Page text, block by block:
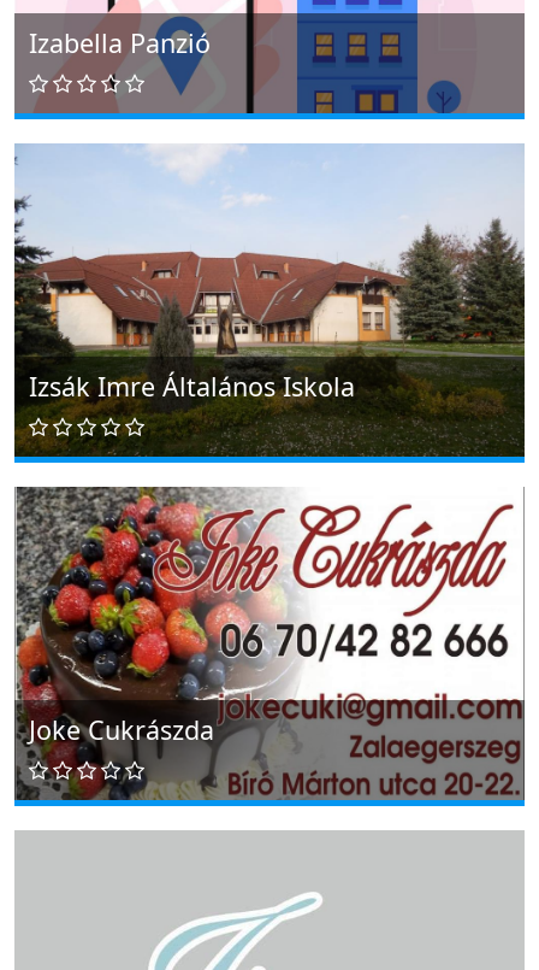
Izabella Panzió
Izsák Imre Általános Iskola
Joke Cukrászda